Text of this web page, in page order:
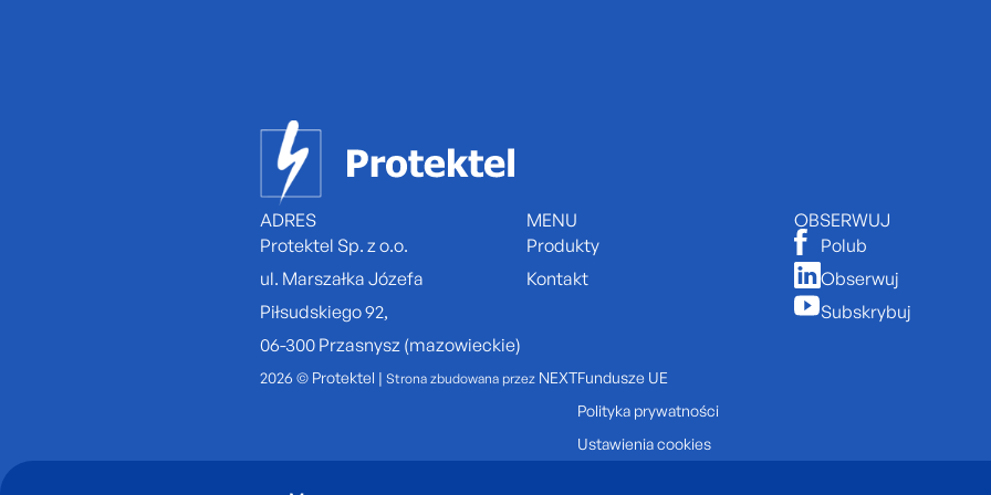
ADRES
Protektel Sp. z o.o.
ul. Marszałka Józefa
Piłsudskiego 92,
06-300 Przasnysz (mazowieckie)
MENU
Produkty
Kontakt
OBSERWUJ
Polub
Obserwuj
Subskrybuj
2026 © Protektel | Strona zbudowana przez NEXTFundusze UE
Polityka prywatności
Ustawienia cookies